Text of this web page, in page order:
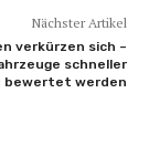
Nächster Artikel
verkürzen sich –
schneller
bewertet werden